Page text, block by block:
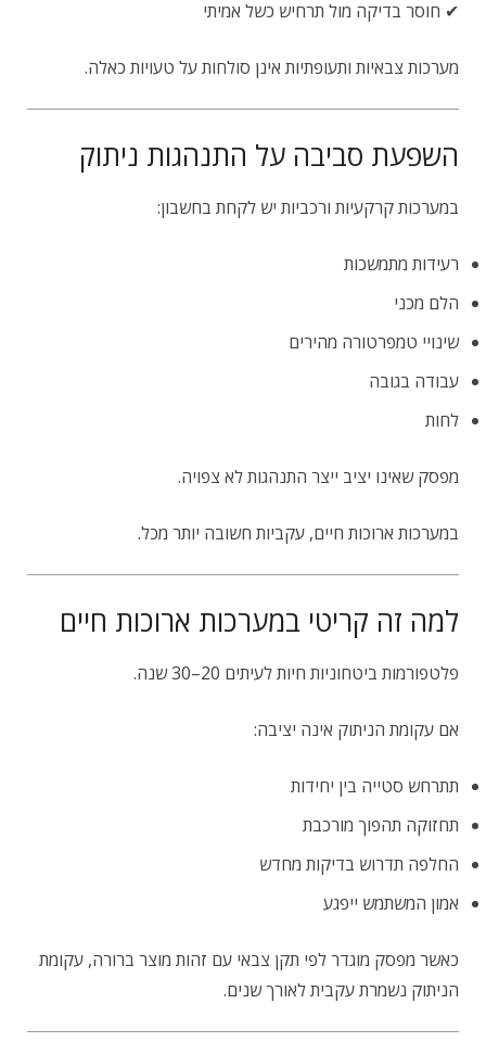
✔ חוסר בדיקה מול תרחיש כשל אמיתי
מערכות צבאיות ותעופתיות אינן סולחות על טעויות כאלה.
השפעת סביבה על התנהגות ניתוק
במערכות קרקעיות ורכביות יש לקחת בחשבון:
רעידות מתמשכות
הלם מכני
שינויי טמפרטורה מהירים
עבודה בגובה
לחות
מפסק שאינו יציב ייצר התנהגות לא צפויה.
במערכות ארוכות חיים, עקביות חשובה יותר מכל.
למה זה קריטי במערכות ארוכות חיים
פלטפורמות ביטחוניות חיות לעיתים 20–30 שנה.
אם עקומת הניתוק אינה יציבה:
תתרחש סטייה בין יחידות
תחזוקה תהפוך מורכבת
החלפה תדרוש בדיקות מחדש
אמון המשתמש ייפגע
כאשר מפסק מוגדר לפי תקן צבאי עם זהות מוצר ברורה, עקומת
הניתוק נשמרת עקבית לאורך שנים.